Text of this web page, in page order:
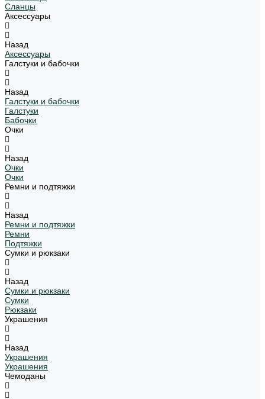
Сланцы
Аксессуары
Назад
Аксессуары
Галстуки и бабочки
Назад
Галстуки и бабочки
Галстуки
Бабочки
Очки
Назад
Очки
Очки
Ремни и подтяжки
Назад
Ремни и подтяжки
Ремни
Подтяжки
Сумки и рюкзаки
Назад
Сумки и рюкзаки
Сумки
Рюкзаки
Украшения
Назад
Украшения
Украшения
Чемоданы